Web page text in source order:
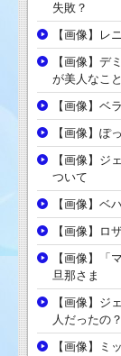
失敗？
【画像】レ
【画像】デ
が美人なこ
【画像】ベ
【画像】ぽ
【画像】ジ
ついて
【画像】ベ
【画像】ロ
【画像】「
旦那さま
【画像】ジ
人だったの？
【画像】ミ